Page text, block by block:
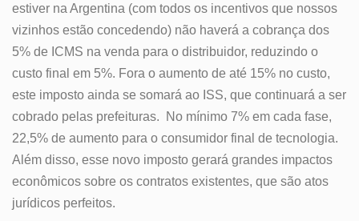
estiver na Argentina (com todos os incentivos que nossos
vizinhos estão concedendo) não haverá a cobrança dos
5% de ICMS na venda para o distribuidor, reduzindo o
custo final em 5%. Fora o aumento de até 15% no custo,
este imposto ainda se somará ao ISS, que continuará a ser
cobrado pelas prefeituras. No mínimo 7% em cada fase,
22,5% de aumento para o consumidor final de tecnologia.
Além disso, esse novo imposto gerará grandes impactos
econômicos sobre os contratos existentes, que são atos
jurídicos perfeitos.